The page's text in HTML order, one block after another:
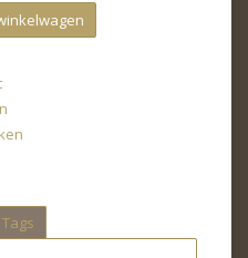
Tags